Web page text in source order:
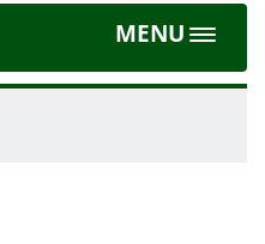
MENU
Toggle